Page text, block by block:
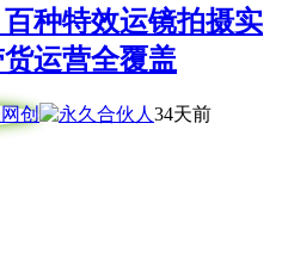
种特效运镜拍摄实
运营全覆盖
34天前